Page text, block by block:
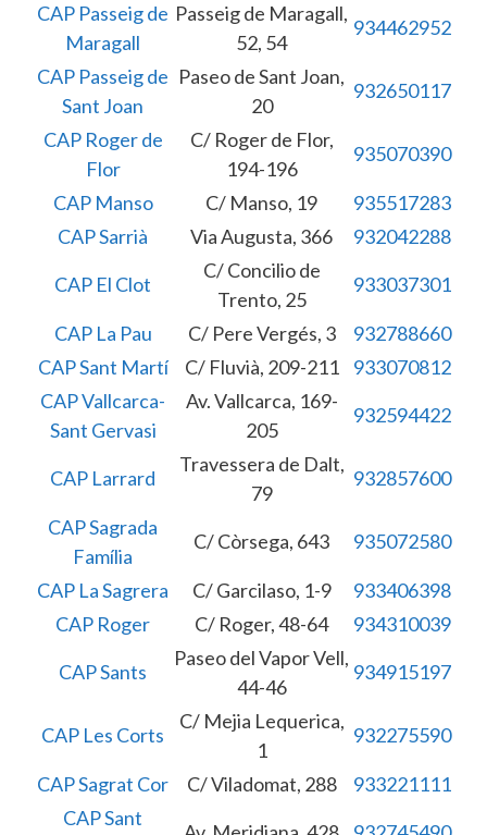
CAP Passeig de
Maragall
Passeig de Maragall,
52, 54
934462952
CAP Passeig de
Sant Joan
Paseo de Sant Joan,
20
932650117
CAP Roger de
Flor
C/ Roger de Flor,
194-196
935070390
CAP Manso C/ Manso, 19
935517283
CAP Sarrià
Via Augusta, 366
932042288
CAP El Clot
C/ Concilio de
Trento, 25
933037301
CAP La Pau C/ Pere Vergés, 3
932788660
CAP Sant Martí
C/ Fluvià, 209-211
933070812
CAP Vallcarca-
Sant Gervasi
Av. Vallcarca, 169-
205
932594422
CAP Larrard
Travessera de Dalt,
79
932857600
CAP Sagrada
Família
C/ Còrsega, 643 935072580
CAP La Sagrera C/ Garcilaso, 1-9
933406398
CAP Roger
C/ Roger, 48-64
934310039
CAP Sants
Paseo del Vapor Vell,
44-46
934915197
CAP Les Corts
C/ Mejia Lequerica,
1
932275590
CAP Sagrat Cor C/ Viladomat, 288
933221111
CAP Sant